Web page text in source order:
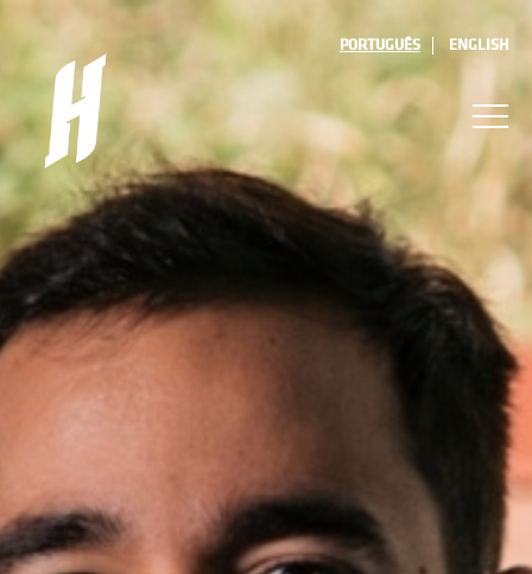
PORTUGUÊS ENGLISH